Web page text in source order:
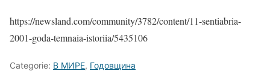
https://newsland.com/community/3782/content/11-sentiabria-
2001-goda-temnaia-istoriia/5435106
Categorie: В МИРЕ, Годовщина